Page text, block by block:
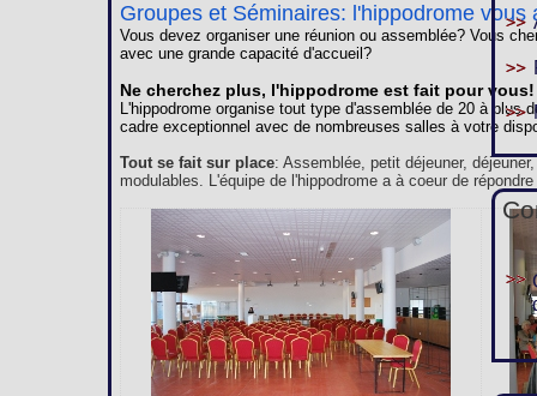
Groupes et Séminaires: l'hippodrome vous
Vous devez organiser une réunion ou assemblée? Vous
avec une grande capacité d'accueil?
Ne cherchez plus, l'hippodrome est fait pour vous!
L'hippodrome organise tout type d'assemblée de 20 à plus
cadre exceptionnel avec de nombreuses salles à votre
Tout se fait sur place: Assemblée, petit déjeuner,
modulables. L'équipe de l'hippodrome a à coeur de